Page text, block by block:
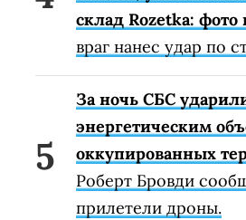
склад Rozetka: фото
враг нанес удар по
За ночь СБС
энергетическим
оккупированных
Роберт Бровди
прилетели дроны.